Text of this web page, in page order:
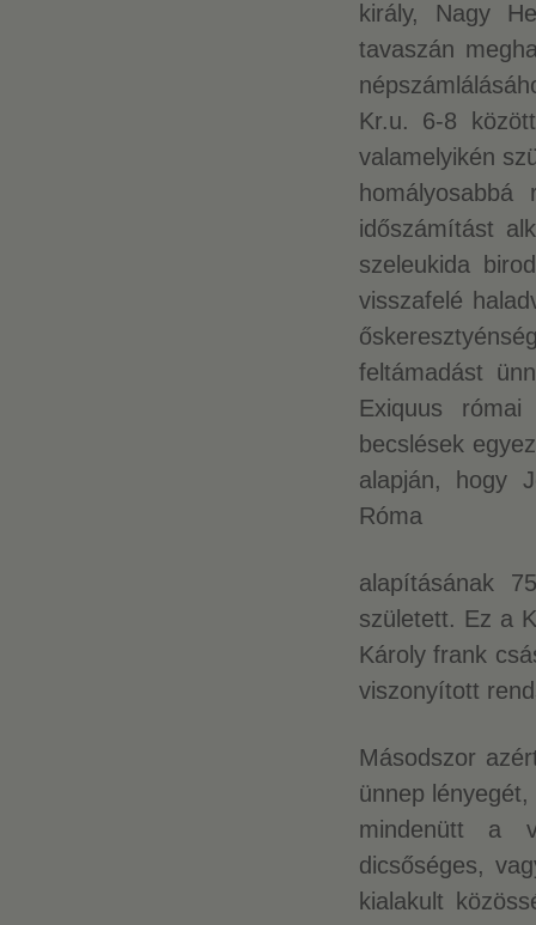
király, Nagy
tavaszán
Kr.u. 6-8
valamelyikén
időszámítást
szeleukida
visszafelé
feltámadást
Exiquus
becslések
alapján, hogy
Róma
alapításának
született. Ez a
Károly frank
viszonyított
Másodszor
ünnep
mindenütt a
dicsőséges,
kialakult